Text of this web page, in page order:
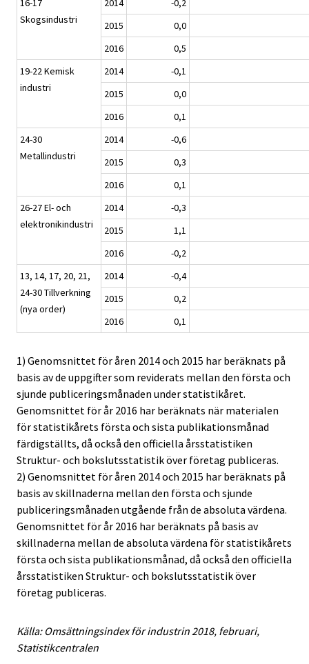
16-17
Skogsindustri
2014
-0,2
2015
0,0
2016
0,5
19-22 Kemisk
industri
2014
-0,1
2015
0,0
2016
0,1
24-30
Metallindustri
2014
-0,6
2015
0,3
2016
0,1
26-27 El- och
elektronikindustri
2014
-0,3
2015
1,1
2016
-0,2
13, 14, 17, 20, 21,
24-30 Tillverkning
(nya order)
2014
-0,4
2015
0,2
2016
0,1
1) Genomsnittet för åren 2014 och 2015 har beräknats på
basis av de uppgifter som reviderats mellan den första och
sjunde publiceringsmånaden under statistikåret.
Genomsnittet för år 2016 har beräknats när materialen
för statistikårets första och sista publikationsmånad
färdigställts, då också den officiella årsstatistiken
Struktur- och bokslutsstatistik över företag publiceras.
2) Genomsnittet för åren 2014 och 2015 har beräknats på
basis av skillnaderna mellan den första och sjunde
publiceringsmånaden utgående från de absoluta värdena.
Genomsnittet för år 2016 har beräknats på basis av
skillnaderna mellan de absoluta värdena för statistikårets
första och sista publikationsmånad, då också den officiella
årsstatistiken Struktur- och bokslutsstatistik över
företag publiceras.
Källa: Omsättningsindex för industrin 2018, februari,
Statistikcentralen